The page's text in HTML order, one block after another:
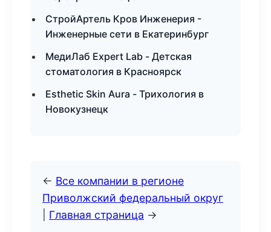
СтройАртель Кров Инженерия -
Инженерные сети в Екатеринбург
МедиЛаб Expert Lab - Детская
стоматология в Красноярск
Esthetic Skin Aura - Трихология в
Новокузнецк
← Все компании в регионе
Приволжский федеральный округ
Главная страница →